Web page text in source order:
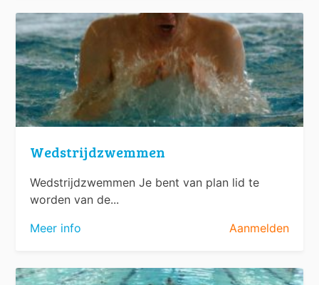
Wedstrijdzwemmen
Wedstrijdzwemmen Je bent van plan lid te
worden van de...
Meer info
Aanmelden